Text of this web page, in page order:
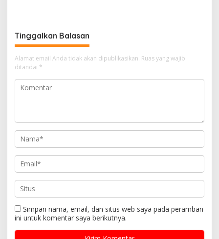
Tinggalkan Balasan
Alamat email Anda tidak akan dipublikasikan. Ruas yang wajib
ditandai *
Simpan nama, email, dan situs web saya pada peramban
ini untuk komentar saya berikutnya.